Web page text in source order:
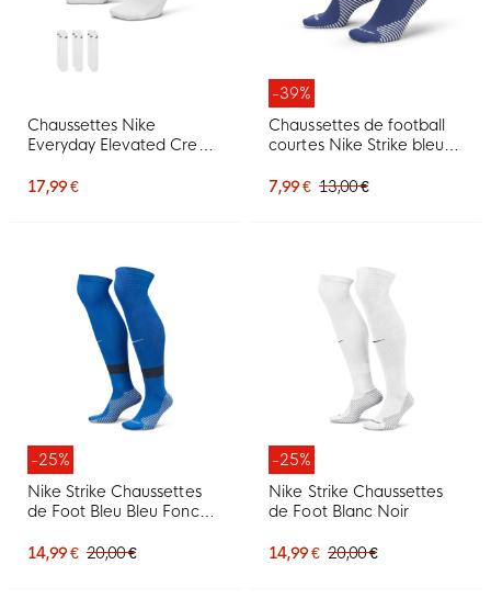
Chaussettes Nike
Everyday Elevated Crew,
noires
17,99 €
-39%
Chaussettes de football
courtes Nike Strike bleu
7,99 € 13,00 €
-25%
Nike Strike Chaussettes
de Foot Bleu Bleu Foncé
14,99 € 20,00 €
-25%
Nike Strike Chaussettes
de Foot Blanc Noir
14,99 € 20,00 €